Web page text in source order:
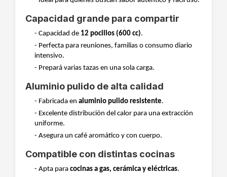
Capacidad grande para compartir
- Capacidad de 12 pocillos (600 cc).
- Perfecta para reuniones, familias o consumo diario
intensivo.
- Prepará varias tazas en una sola carga.
Aluminio pulido de alta calidad
- Fabricada en aluminio pulido resistente.
- Excelente distribución del calor para una extracción
uniforme.
- Asegura un café aromático y con cuerpo.
Compatible con distintas cocinas
- Apta para cocinas a gas, cerámica y eléctricas.